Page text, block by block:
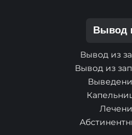
Вывод
Вывод из
Вывод из